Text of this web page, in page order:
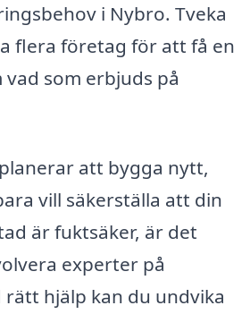
i Nybro. Tveka
flera företag för att få en
som erbjuds på
att bygga nytt,
vill säkerställa att din
är fuktsäker, är det
experter på
hjälp kan du undvika